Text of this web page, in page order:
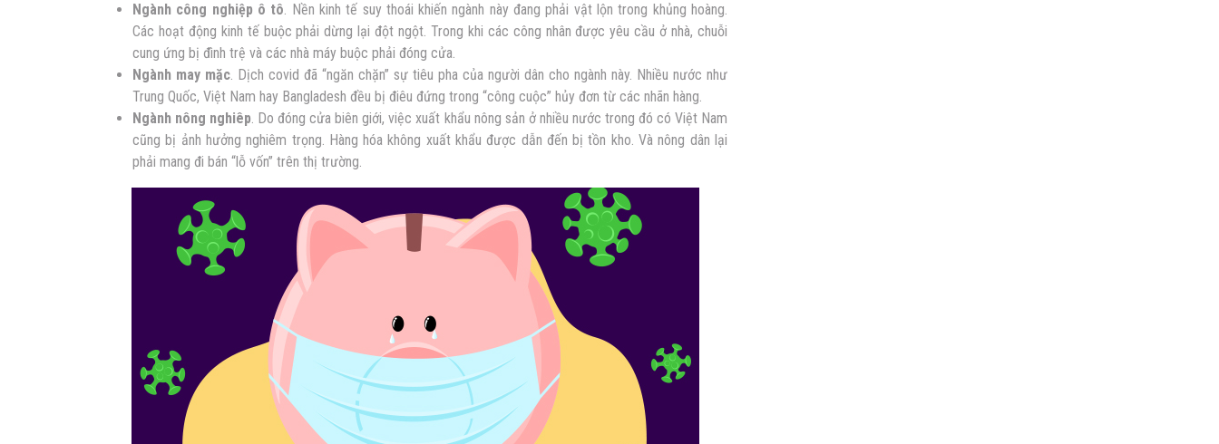
Ngành công nghiệp ô tô. Nền kinh tế suy thoái khiến ngành này đang phải vật lộn trong khủng hoàng.
Các hoạt động kinh tế buộc phải dừng lại đột ngột. Trong khi các công nhân được yêu cầu ở nhà, chuỗi
cung ứng bị đình trệ và các nhà máy buộc phải đóng cửa.
Ngành may mặc. Dịch covid đã “ngăn chặn” sự tiêu pha của người dân cho ngành này. Nhiều nước như
Trung Quốc, Việt Nam hay Bangladesh đều bị điêu đứng trong “công cuộc” hủy đơn từ các nhãn hàng.
Ngành nông nghiêp. Do đóng cửa biên giới, việc xuất khẩu nông sản ở nhiều nước trong đó có Việt Nam
cũng bị ảnh hưởng nghiêm trọng. Hàng hóa không xuất khẩu được dẫn đến bị tồn kho. Và nông dân lại
phải mang đi bán “lỗ vốn” trên thị trường.